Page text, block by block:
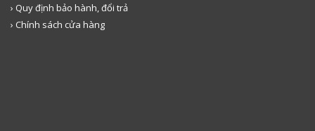
› Quy định bảo hành, đổi trả
› Chính sách cửa hàng